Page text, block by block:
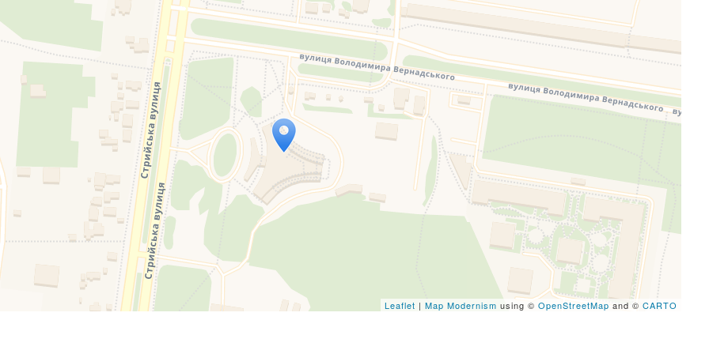
Travelers' Map is loading...
If you see this after your page is loaded completely, leafletJS files are missing.
Leaflet | Map Modernism using © OpenStreetMap and © CARTO